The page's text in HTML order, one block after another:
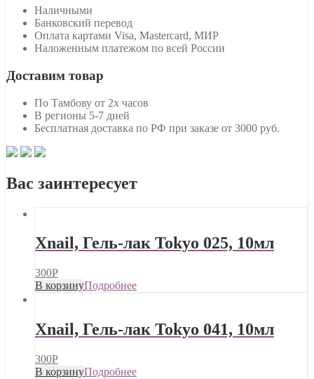
Наличными
Банковский перевод
Оплата картами Visa, Mastercard, МИР
Наложенным платежом по всей России
Доставим товар
По Тамбову от 2х часов
В регионы 5-7 дней
Бесплатная доставка по РФ при заказе от 3000 руб.
Вас заинтересует
Xnail, Гель-лак Tokyo 025, 10мл
300Р
В корзинуПодробнее
Xnail, Гель-лак Tokyo 041, 10мл
300Р
В корзинуПодробнее